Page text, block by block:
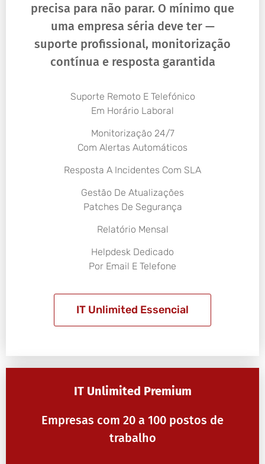
precisa para não parar. O mínimo que
uma empresa séria deve ter —
suporte profissional, monitorização
contínua e resposta garantida
Suporte Remoto E Telefónico
Em Horário Laboral
Monitorização 24/7
Com Alertas Automáticos
Resposta A Incidentes Com SLA
Gestão De Atualizações
Patches De Segurança
Relatório Mensal
Helpdesk Dedicado
Por Email E Telefone
IT Unlimited Essencial
IT Unlimited Premium
Empresas com 20 a 100 postos de
trabalho